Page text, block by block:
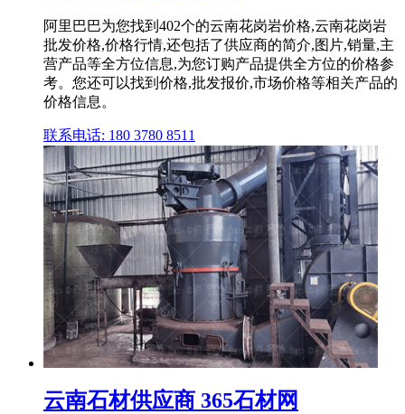
阿里巴巴为您找到402个的云南花岗岩价格,云南花岗岩
批发价格,价格行情,还包括了供应商的简介,图片,销量,主
营产品等全方位信息,为您订购产品提供全方位的价格参
考。您还可以找到价格,批发报价,市场价格等相关产品的
价格信息。
联系电话: 180 3780 8511
云南石材供应商 365石材网